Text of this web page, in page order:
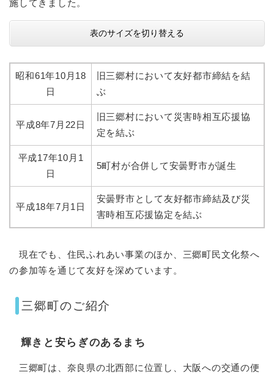
施してきました。
表のサイズを切り替える
昭和61年10月18
日
旧三郷村において友好都市締結を結
ぶ
平成8年7月22日
旧三郷村において災害時相互応援協
定を結ぶ
平成17年10月1
日
5町村が合併して安曇野市が誕生
平成18年7月1日
安曇野市として友好都市締結及び災
害時相互応援協定を結ぶ
現在でも、住民ふれあい事業のほか、三郷町民文化祭へ
の参加等を通じて友好を深めています。
三郷町のご紹介
輝きと安らぎのあるまち
三郷町は、奈良県の北西部に位置し、大阪への交通の便